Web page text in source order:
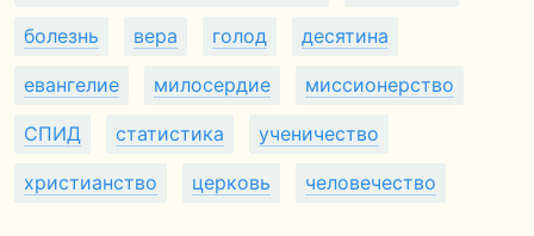
болезнь вера голод десятина
евангелие милосердие миссионерство
СПИД статистика ученичество
христианство церковь человечество